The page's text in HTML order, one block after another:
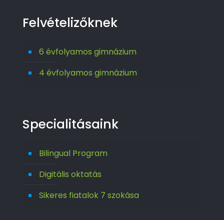
Felvételizőknek
6 évfolyamos gimnázium
4 évfolyamos gimnázium
Specialitásaink
Bilingual Program
Digitális oktatás
Sikeres fiatalok 7 szokása